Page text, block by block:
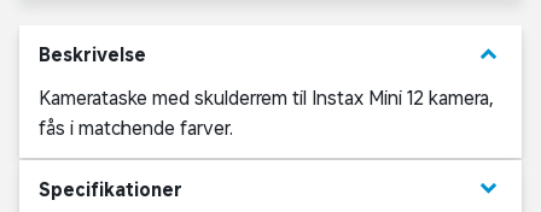
Beskrivelse keyboard_arrow_down
Kamerataske med skulderrem til Instax Mini 12 kamera,
fås i matchende farver.
Specifikationer keyboard_arrow_down